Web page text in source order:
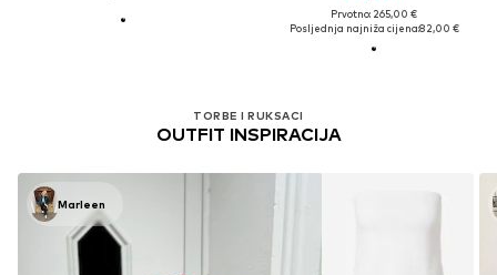
Prvotno: 265,00 €
Posljednja najniža cijena:82,00 €
TORBE I RUKSACI
OUTFIT INSPIRACIJA
Marleen